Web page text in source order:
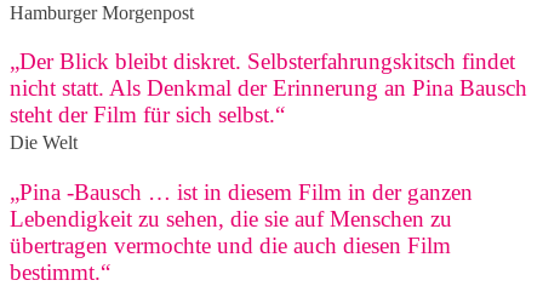
Hamburger Morgenpost
„Der Blick bleibt diskret. Selbsterfahrungskitsch findet
nicht statt. Als Denkmal der Erinnerung an Pina Bausch
steht der Film für sich selbst.“
Die Welt
„Pina -Bausch … ist in diesem Film in der ganzen
Lebendigkeit zu sehen, die sie auf Menschen zu
übertragen vermochte und die auch diesen Film
bestimmt.“